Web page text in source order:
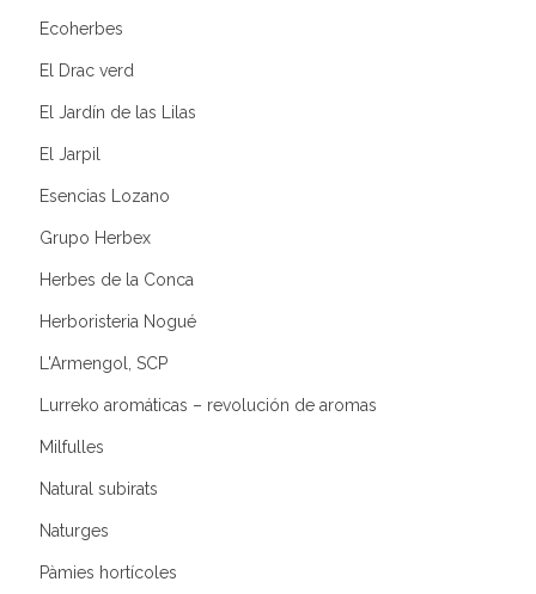
Ecoherbes
El Drac verd
El Jardín de las Lilas
El Jarpil
Esencias Lozano
Grupo Herbex
Herbes de la Conca
Herboristeria Nogué
L'Armengol, SCP
Lurreko aromáticas – revolución de aromas
Milfulles
Natural subirats
Naturges
Pàmies hortícoles